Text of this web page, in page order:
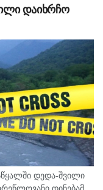
დაიხრჩო
დედა-შვილი
დინებამ